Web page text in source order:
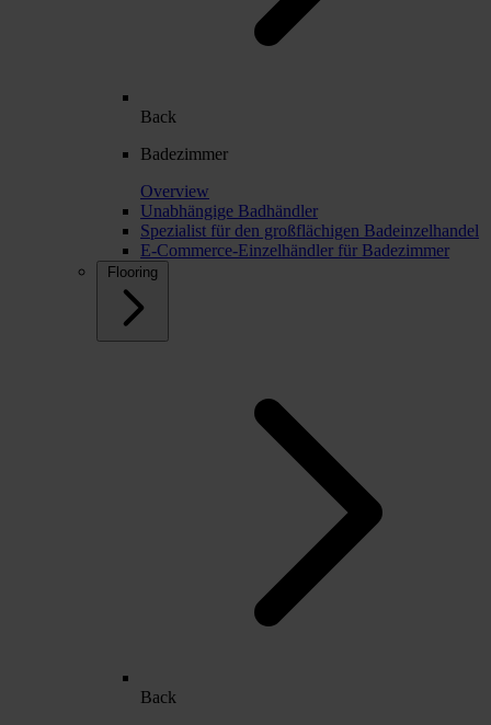
Back
Badezimmer
Overview
Unabhängige Badhändler
Spezialist für den großflächigen Badeinzelhandel
E-Commerce-Einzelhändler für Badezimmer
Flooring
Back